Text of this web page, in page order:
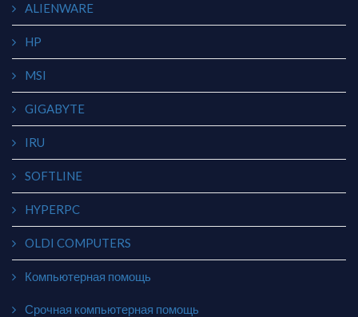
ALIENWARE
HP
MSI
GIGABYTE
IRU
SOFTLINE
HYPERPC
OLDI COMPUTERS
Компьютерная помощь
Срочная компьютерная помощь